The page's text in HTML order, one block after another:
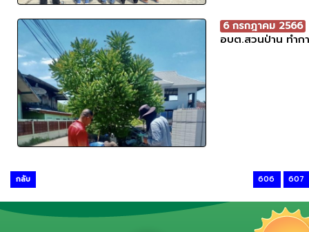
6 กรกฎาคม 2566
อบต.สวนป่าน ทำก
กลับ 606 607